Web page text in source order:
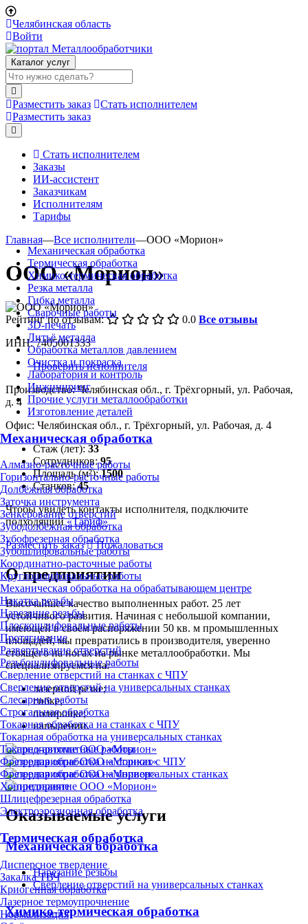
Челябинская область
Войти
Каталог услуг
Разместить заказ
Стать исполнителем
Разместить заказ
Стать исполнителем
Заказы
ИИ-ассистент
Заказчикам
Исполнителям
Тарифы
Механическая обработка
Термическая обработка
Химико-термическая обработка
Резка металла
Гибка металла
Сварочные работы
3D-печать
Литьё металла
Обработка металлов давлением
Очистка и покраска
Лаборатория и контроль
Инжиниринг
Прочие услуги металлообработки
Изготовление деталей
Механическая обработка
Алмазно-расточные работы
Горизонтально-расточные работы
Долбёжная обработка
Заточка инструмента
Зенкерование отверстий
Зубодолбёжная обработка
Зубофрезерная обработка
Зубошлифовальные работы
Координатно-расточные работы
Круглошлифовальные работы
Механическая обработка на обрабатывающем центре
Накатка резьбы
Нарезание резьбы
Плоскошлифовальные работы
Протягивание
Развертывание отверстий
Резьбошлифовальные работы
Сверление отверстий на станках с ЧПУ
Сверление отверстий на универсальных станках
Слесарные работы
Строгальная обработка
Токарная обработка на станках с ЧПУ
Токарная обработка на универсальных станках
Токарно-автоматные работы
Фрезерная обработка на станках с ЧПУ
Фрезерная обработка на универсальных станках
Хонингование
Шлицефрезерная обработка
Электроэрозионная обработка
Термическая обработка
Дисперсное твердение
Закалка ТВЧ
Криогенная обработка
Лазерное термоупрочнение
Нормализация
Главная—Все исполнители—ООО «Морион»
ООО «Морион»
Рейтинг по отзывам: 0.0 Все отзывы
ИНН: 7405001333
Проверить исполнителя
Производство: Челябинская обл., г. Трёхгорный, ул. Рабочая,
д. 4
Офис: Челябинская обл., г. Трёхгорный, ул. Рабочая, д. 4
Стаж (лет): 33
Сотрудников:95
Площадь (м²):1500
Станков:45
Чтобы увидеть контакты исполнителя, подключите
подходящий«Тариф»
Разместить заказ
Пожаловаться
О предприятии
Высочайшее качество выполненных работ. 25 лет
устойчивого развития. Начиная с небольшой компании,
имеющей в своём распоряжении 50 кв. м промышленных
площадей, мы превратились в производителя, уверенно
стоящего на ногах на рынке металлообработки. Мы
специализируемся на:
лазерной резке;
гибке;
полировке;
напылении.
Оказываемые услуги
Механическая обработка
Нарезание резьбы
Сверление отверстий на универсальных станках
Химико-термическая обработка